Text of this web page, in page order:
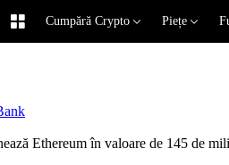
Cumpără Crypto Piețe
Ethereum în valoare de 145 de